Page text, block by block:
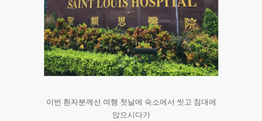
이번 환자분께선 여행 첫날에 숙소에서 씻고 침대에
앉으시다가